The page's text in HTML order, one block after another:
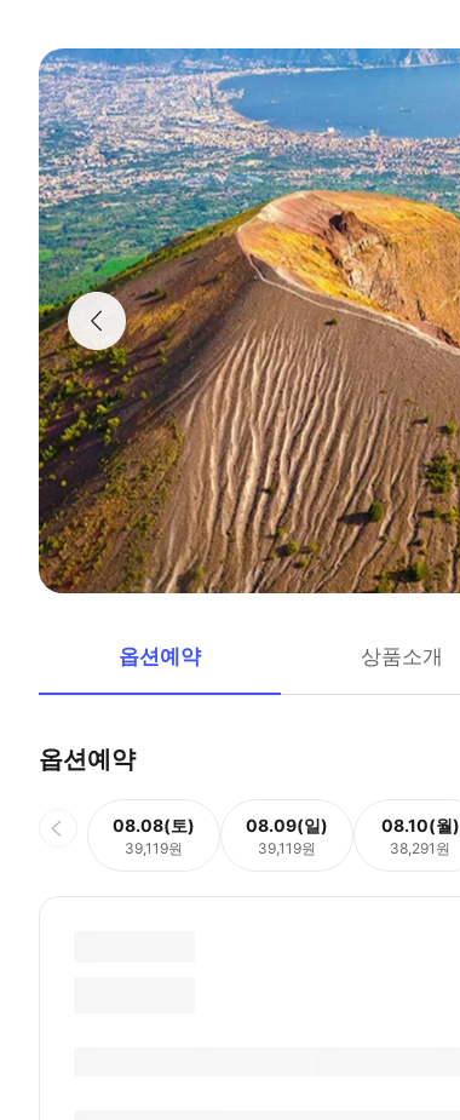
옵션예약 상품소개
옵션예약
08.08(토)
39,119원
08.09(일)
39,119원
08.10(월)
38,291원